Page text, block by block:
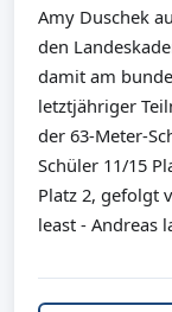
Amy Duschek
den
damit am
letztjähriger
der 63-Meter-
Schüler 11/15
Platz 2, gefolgt
least - Andreas